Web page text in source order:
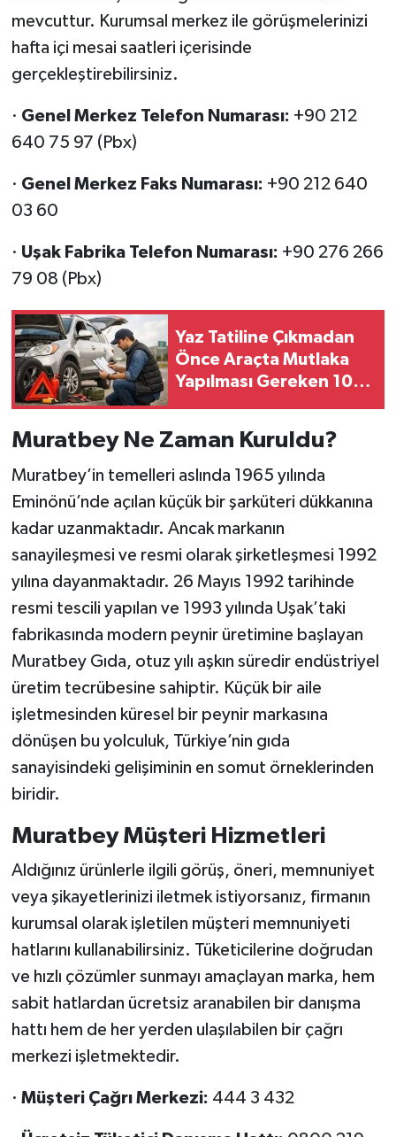
mevcuttur. Kurumsal merkez ile görüşmelerinizi
hafta içi mesai saatleri içerisinde
gerçekleştirebilirsiniz.
· Genel Merkez Telefon Numarası: +90 212
640 75 97 (Pbx)
· Genel Merkez Faks Numarası: +90 212 640
03 60
· Uşak Fabrika Telefon Numarası: +90 276 266
79 08 (Pbx)
Yaz Tatiline Çıkmadan
Önce Araçta Mutlaka
Yapılması Gereken 10
Muratbey Ne Zaman Kuruldu?
Muratbey’in temelleri aslında 1965 yılında
Eminönü’nde açılan küçük bir şarküteri dükkanına
kadar uzanmaktadır. Ancak markanın
sanayileşmesi ve resmi olarak şirketleşmesi 1992
yılına dayanmaktadır. 26 Mayıs 1992 tarihinde
resmi tescili yapılan ve 1993 yılında Uşak’taki
fabrikasında modern peynir üretimine başlayan
Muratbey Gıda, otuz yılı aşkın süredir endüstriyel
üretim tecrübesine sahiptir. Küçük bir aile
işletmesinden küresel bir peynir markasına
dönüşen bu yolculuk, Türkiye’nin gıda
sanayisindeki gelişiminin en somut örneklerinden
biridir.
Muratbey Müşteri Hizmetleri
Aldığınız ürünlerle ilgili görüş, öneri, memnuniyet
veya şikayetlerinizi iletmek istiyorsanız, firmanın
kurumsal olarak işletilen müşteri memnuniyeti
hatlarını kullanabilirsiniz. Tüketicilerine doğrudan
ve hızlı çözümler sunmayı amaçlayan marka, hem
sabit hatlardan ücretsiz aranabilen bir danışma
hattı hem de her yerden ulaşılabilen bir çağrı
merkezi işletmektedir.
· Müşteri Çağrı Merkezi: 444 3 432